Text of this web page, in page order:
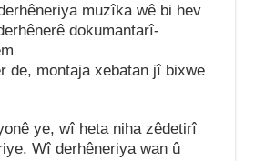
muzîka wê bi hev
dokumantarî-
de, montaja xebatan jî bixwe
ye, wî heta niha zêdetirî
Wî derhêneriya wan û